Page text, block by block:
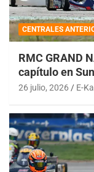
CENTRALES
RMC GRAND
capítulo en
26 julio, 2026 E-